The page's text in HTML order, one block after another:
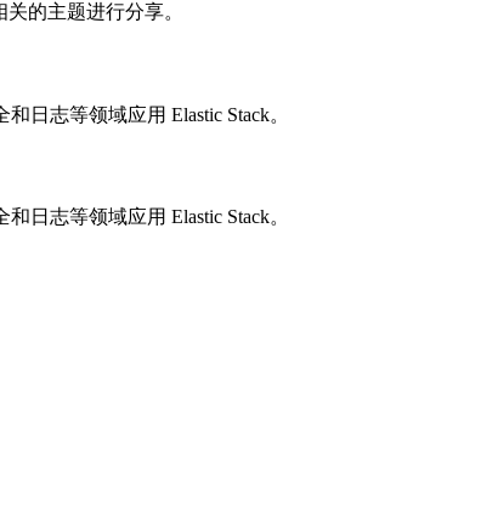
的主题进行分享。
日志等领域应用 Elastic Stack。
日志等领域应用 Elastic Stack。